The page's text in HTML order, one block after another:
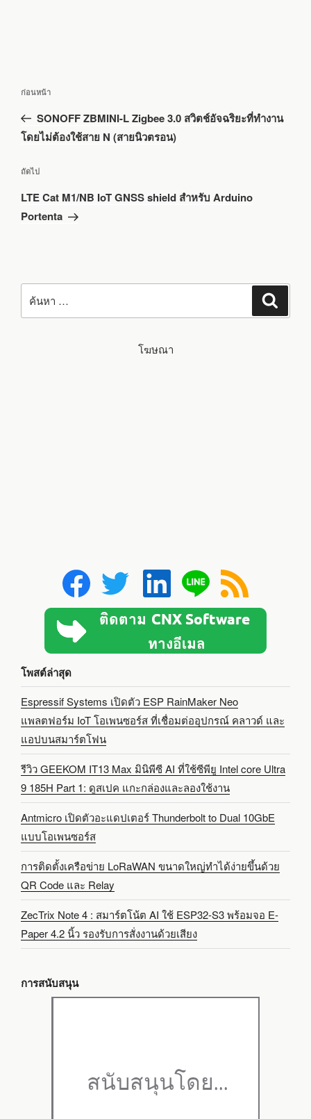
เรื่อง
เรื่อง
หน้า
ก่อนหน้า
SONOFF ZBMINI-L Zigbee 3.0 สวิตช์อัจฉริยะที่ทำงาน
โดยไม่ต้องใช้สาย N (สายนิวตรอน)
เรื่อง
ถัดไป
LTE Cat M1/NB IoT GNSS shield สำหรับ Arduino
Portenta
ค้นหา:
โฆษณา
โพสต์ล่าสุด
Espressif Systems เปิดตัว ESP RainMaker Neo
แพลตฟอร์ม IoT โอเพนซอร์ส ที่เชื่อมต่ออุปกรณ์ คลาวด์ และ
แอปบนสมาร์ตโฟน
รีวิว GEEKOM IT13 Max มินิพีซี AI ที่ใช้ซีพียู Intel core Ultra
9 185H Part 1: ดูสเปค แกะกล่องและลองใช้งาน
Antmicro เปิดตัวอะแดปเตอร์ Thunderbolt to Dual 10GbE
แบบโอเพนซอร์ส
การติดตั้งเครือข่าย LoRaWAN ขนาดใหญ่ทำได้ง่ายขึ้นด้วย
QR Code และ Relay
ZecTrix Note 4 : สมาร์ตโน้ต AI ใช้ ESP32-S3 พร้อมจอ E-
Paper 4.2 นิ้ว รองรับการสั่งงานด้วยเสียง
การสนับสนุน